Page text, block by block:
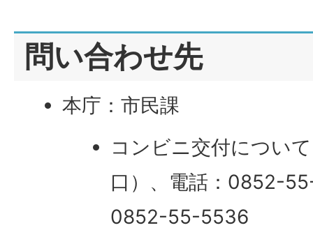
問い合わせ先
本庁：市民課
コンビニ交付につい
口）、電話：0852-
0852-55-5536